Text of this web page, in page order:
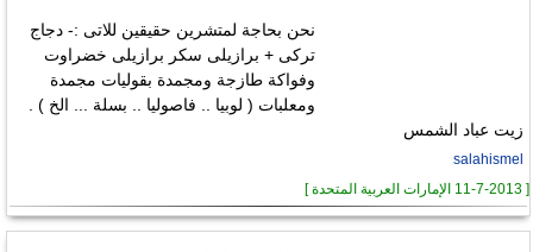
نحن بحاجة لمتشرين حقيقين للاتى :- دجاج
تركى + برازيلى سكر برازيلى خضراوت
وفواكة طازجة ومجمدة بقوليات مجمدة
ومعلبات ( لوبيا .. فاصوليا .. بسلة ... الخ ) .
زيت عباد الشمس
salahismel
[ 11-7-2013 الإمارات العربية المتحدة ]